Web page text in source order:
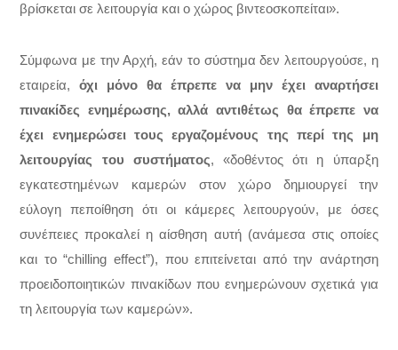
βρίσκεται σε λειτουργία και ο χώρος βιντεοσκοπείται».
Σύμφωνα με την Αρχή, εάν το σύστημα δεν λειτουργούσε, η
εταιρεία,όχι μόνο θα έπρεπε να μην έχει αναρτήσει
πινακίδες ενημέρωσης, αλλά αντιθέτως θα έπρεπε να
έχει ενημερώσει τους εργαζομένους της περί της μη
λειτουργίας του συστήματος, «δοθέντος ότι η ύπαρξη
εγκατεστημένων καμερών στον χώρο δημιουργεί την
εύλογη πεποίθηση ότι οι κάμερες λειτουργούν, με όσες
συνέπειες προκαλεί η αίσθηση αυτή (ανάμεσα στις οποίες
και το “chilling effect”), που επιτείνεται από την ανάρτηση
προειδοποιητικών πινακίδων που ενημερώνουν σχετικά για
τη λειτουργία των καμερών».